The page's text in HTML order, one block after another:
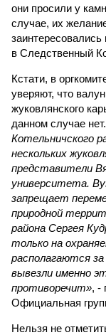
они просили у
случае, их
в Следственный
Кстати, в
уверяют, что
жуковлянского
данном случае нет.
Котельничского
нескольких
представители
университета.
запрещает
природной
района Сергея
только на
располагаются
вывезли именно
противоречит», -
Официальная
Нельзя не